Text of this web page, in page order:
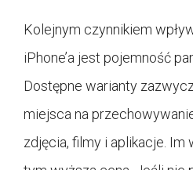
Kolejnym czynnikiem
iPhone’a jest pojemność
Dostępne warianty
miejsca na
zdjęcia, filmy i aplikacje. Im